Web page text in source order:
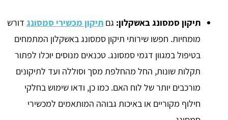
תיקון סמסונג באשקלון: גם תיקון מכשירי סמסונג דורש
מומחיות. חפשו שירותי תיקון סמסונג באשקלון המתמחים
בטיפול במגוון דגמי סמסונג. טכנאים מנוסים יוכלו לפתור
תקלות שונות, החל מהחלפת מסך וסוללה ועד לתיקונים
מורכבים יותר של לוח האם. כמו כן, ודאו שימוש בחלקי
חילוף מקוריים או באיכות גבוהה המותאמים למכשירי